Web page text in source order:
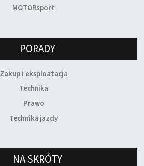
MOTORsport
PORADY
Zakup i eksploatacja
Technika
Prawo
Technika jazdy
NA SKRÓTY